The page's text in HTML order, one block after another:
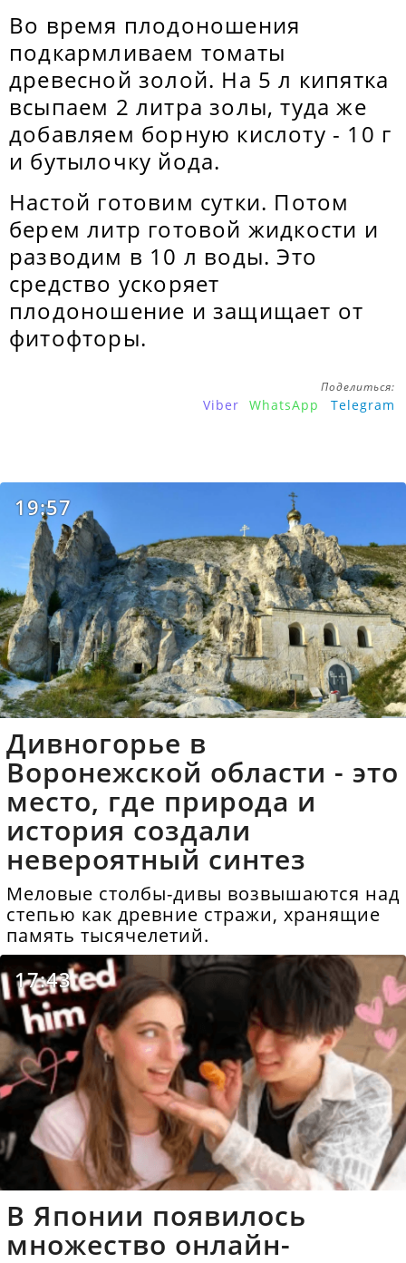
Во время плодоношения
подкармливаем томаты
древесной золой. На 5 л кипятка
всыпаем 2 литра золы, туда же
добавляем борную кислоту - 10 г
и бутылочку йода.
Настой готовим сутки. Потом
берем литр готовой жидкости и
разводим в 10 л воды. Это
средство ускоряет
плодоношение и защищает от
фитофторы.
Поделиться:
Viber WhatsApp Telegram
19:57
Дивногорье в
Воронежской области - это
место, где природа и
история создали
невероятный синтез
Меловые столбы-дивы возвышаются над
степью как древние стражи, хранящие
память тысячелетий.
17:43
В Японии появилось
множество онлайн-